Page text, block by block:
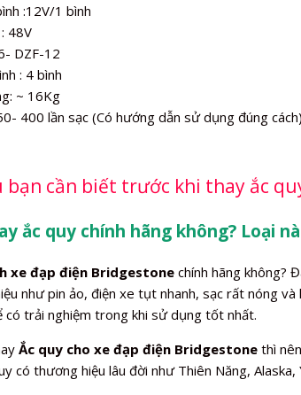
:12V/1 bình
48V
DZF-12
: 4 bình
~ 16Kg
400 lần sạc (Có hướng dẫn sử dụng đúng cách)
bạn cần biết trước khi thay ắc
ắc quy chính hãng không? Loại
xe đạp điện Bridgestone chính hãng không?
như pin ảo, điện xe tụt nhanh, sạc rất nóng
có trải nghiệm trong khi sử dụng tốt nhất.
Ắc quy cho xe đạp điện Bridgestone thì
có thương hiệu lâu đời như Thiên Năng, Alaska,